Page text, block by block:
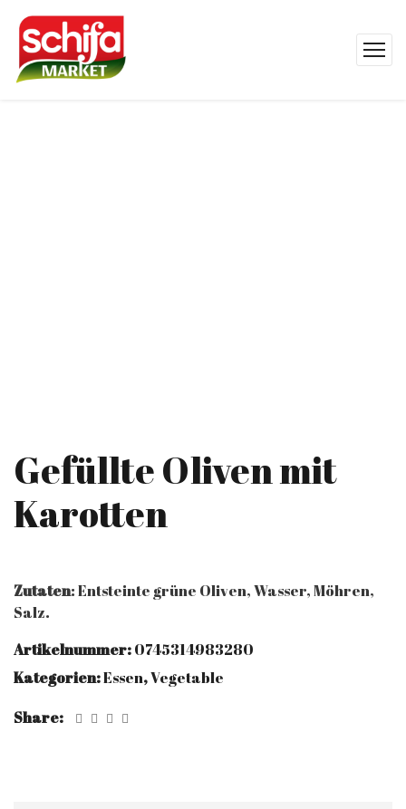
Gefüllte Oliven mit
Karotten
Zutaten: Entsteinte grüne Oliven, Wasser, Möhren,
Salz.
Artikelnummer:0745314983280
Kategorien:Essen,Vegetable
Share: